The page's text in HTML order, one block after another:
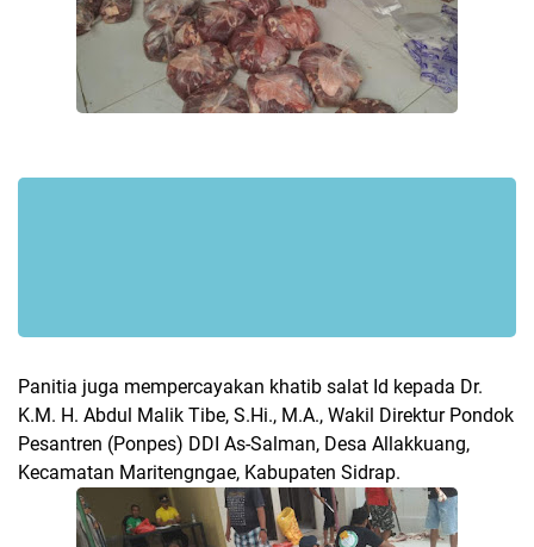
Panitia juga mempercayakan khatib salat Id kepada Dr.
K.M. H. Abdul Malik Tibe, S.Hi., M.A., Wakil Direktur Pondok
Pesantren (Ponpes) DDI As-Salman, Desa Allakkuang,
Kecamatan Maritengngae, Kabupaten Sidrap.